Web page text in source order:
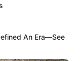
An Era—See